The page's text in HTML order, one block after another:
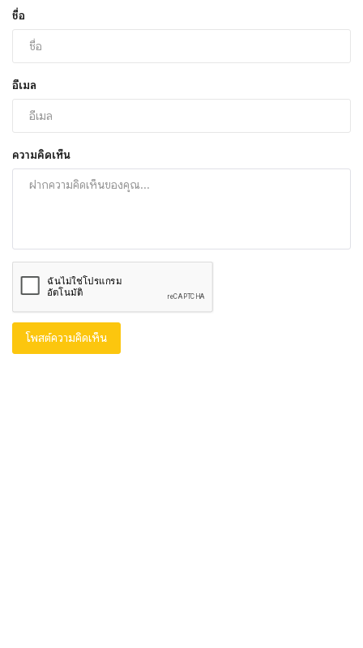
ชื่อ
อีเมล
ความคิดเห็น
โพสต์ความคิดเห็น